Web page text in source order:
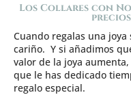
Los Collares con
Cuando regalas una
cariño. Y si añadimos
valor de la joya
que le has dedicado
regalo especial.